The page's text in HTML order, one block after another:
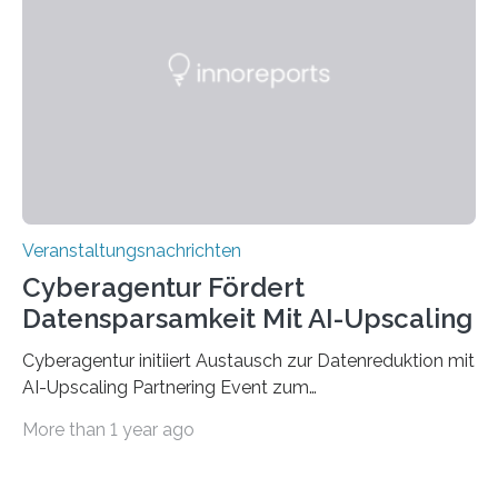
„QUAZAR“ mit insgesamt 1,15 Millionen Euro über vier
Veranstaltungsnachrichten
Cyberagentur Fördert
Datensparsamkeit Mit AI-Upscaling
Cyberagentur initiiert Austausch zur Datenreduktion mit
AI-Upscaling Partnering Event zum
innovative DatenverarbeitungDie Agentur für
More than 1 year ago